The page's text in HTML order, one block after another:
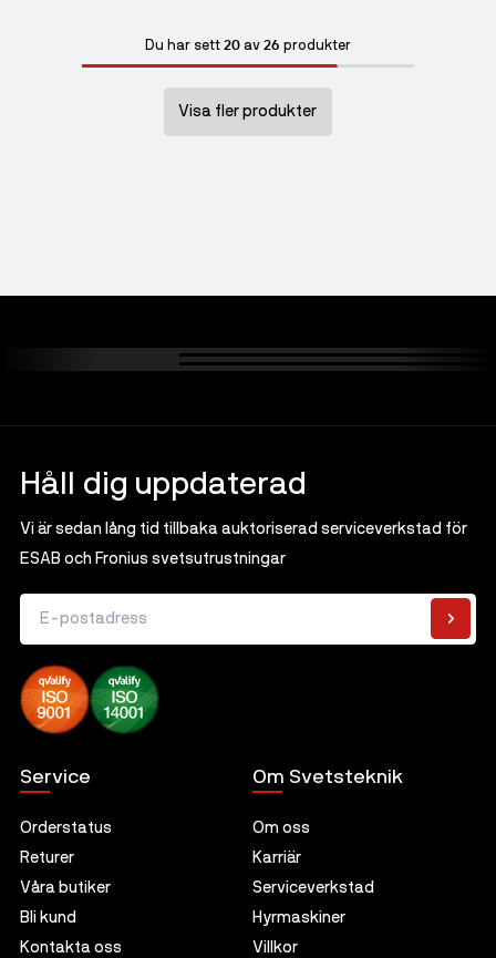
Du har sett 20 av 26 produkter
Visa fler produkter
Håll dig uppdaterad
Vi är sedan lång tid tillbaka auktoriserad serviceverkstad för
ESAB och Fronius svetsutrustningar
E-postadress
Service
Orderstatus
Returer
Våra butiker
Bli kund
Kontakta oss
Om Svetsteknik
Om oss
Karriär
Serviceverkstad
Hyrmaskiner
Villkor